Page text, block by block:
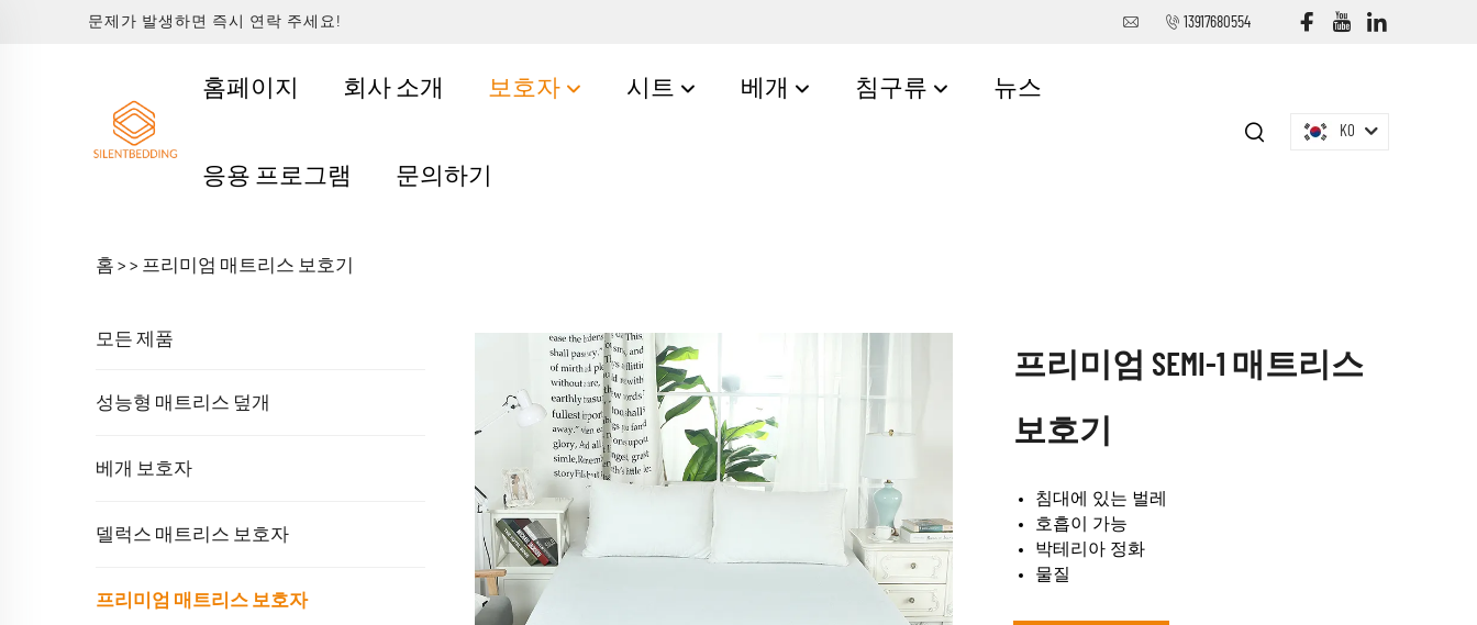
문제가 발생하면 즉시 연락 주세요! 13917680554
홈페이지 회사 소개 보호자 시트 베개 침구류 뉴스
응용 프로그램 문의하기
KO
홈 > > 프리미엄 매트리스 보호기
모든 제품
성능형 매트리스 덮개
베개 보호자
델럭스 매트리스 보호자
프리미엄 매트리스 보호자
프리미엄 SEMI-1 매트리스
보호기
침대에 있는 벌레
호흡이 가능
박테리아 정화
물질